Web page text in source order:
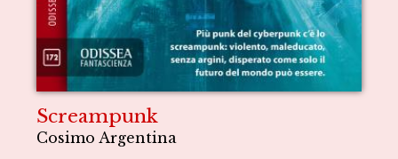
Screampunk
Cosimo Argentina